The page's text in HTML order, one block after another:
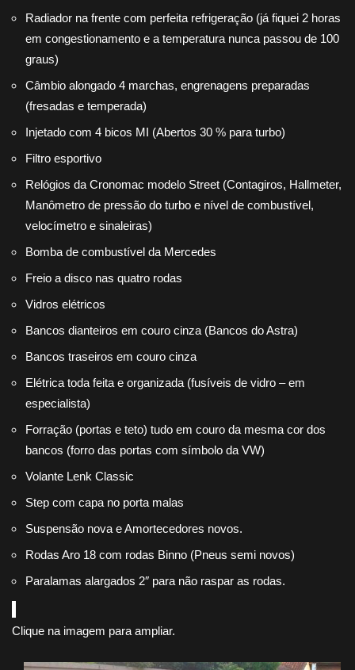
Radiador na frente com perfeita refrigeração (já fiquei 2 horas
em congestionamento e a temperatura nunca passou de 100
graus)
Câmbio alongado 4 marchas, engrenagens preparadas
(fresadas e temperada)
Injetado com 4 bicos MI (Abertos 30 % para turbo)
Filtro esportivo
Relógios da Cronomac modelo Street (Contagiros, Hallmeter,
Manômetro de pressão do turbo e nível de combustível,
velocímetro e sinaleiras)
Bomba de combustível da Mercedes
Freio a disco nas quatro rodas
Vidros elétricos
Bancos dianteiros em couro cinza (Bancos do Astra)
Bancos traseiros em couro cinza
Elétrica toda feita e organizada (fusíveis de vidro – em
especialista)
Forração (portas e teto) tudo em couro da mesma cor dos
bancos (forro das portas com símbolo da VW)
Volante Lenk Classic
Step com capa no porta malas
Suspensão nova e Amortecedores novos.
Rodas Aro 18 com rodas Binno (Pneus semi novos)
Paralamas alargados 2″ para não raspar as rodas.
Clique na imagem para ampliar.